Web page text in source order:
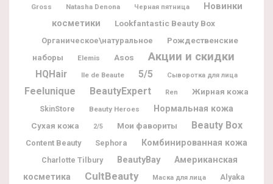
Gross
Natasha Denona Черная пятница
Новинки
косметики
Lookfantastic Beauty Box
Органическое\натуральное
Рождественские
наборы
Elemis Asos Акции и скидки
HQHair Ile de Beaute 5/5 Сыворотка для лица
Feelunique BeautyExpert Ren Жирная кожа
SkinStore Beauty Heroes Нормальная кожа
Сухая кожа 2/5 Мои фавориты Beauty Box
Content Beauty Sephora Комбинированная кожа
Charlotte Tilbury BeautyBay
Американская
косметика
CultBeauty Маска для лица Alyaka